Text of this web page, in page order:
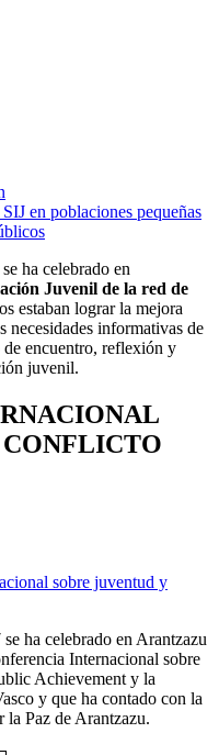
en poblaciones pequeñas
ha celebrado en
Juvenil de la red de
estaban lograr la mejora
necesidades informativas de
encuentro, reflexión y
juvenil.
CONFLICTO
sobre juventud y
ha celebrado en Arantzazu
Internacional sobre
Achievement y la
y que ha contado con la
Paz de Arantzazu.